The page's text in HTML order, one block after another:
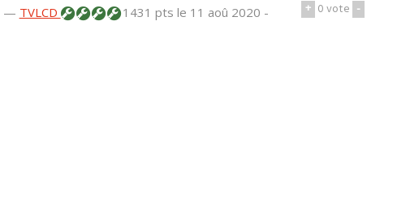
+ 0vote -
— TVLCD 1431 pts le 11 aoû 2020 -